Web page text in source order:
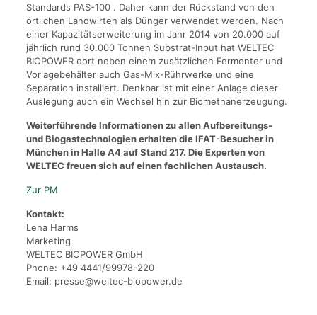
Standards PAS-100 . Daher kann der Rückstand von den
örtlichen Landwirten als Dünger verwendet werden. Nach
einer Kapazitätserweiterung im Jahr 2014 von 20.000 auf
jährlich rund 30.000 Tonnen Substrat-Input hat WELTEC
BIOPOWER dort neben einem zusätzlichen Fermenter und
Vorlagebehälter auch Gas-Mix-Rührwerke und eine
Separation installiert. Denkbar ist mit einer Anlage dieser
Auslegung auch ein Wechsel hin zur Biomethanerzeugung.
Weiterführende Informationen zu allen Aufbereitungs-
und Biogastechnologien erhalten die IFAT-Besucher in
München in Halle A4 auf Stand 217. Die Experten von
WELTEC freuen sich auf einen fachlichen Austausch.
Zur PM
Kontakt:
Lena Harms
Marketing
WELTEC BIOPOWER GmbH
Phone: +49 4441/99978-220
Email: presse@weltec-biopower.de